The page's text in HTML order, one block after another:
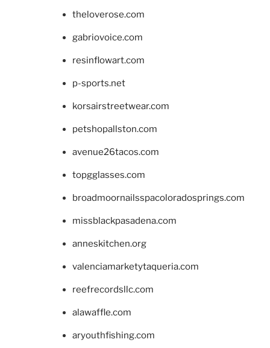
theloverose.com
gabriovoice.com
resinflowart.com
p-sports.net
korsairstreetwear.com
petshopallston.com
avenue26tacos.com
topgglasses.com
broadmoornailsspacoloradosprings.com
missblackpasadena.com
anneskitchen.org
valenciamarketytaqueria.com
reefrecordsllc.com
alawaffle.com
aryouthfishing.com